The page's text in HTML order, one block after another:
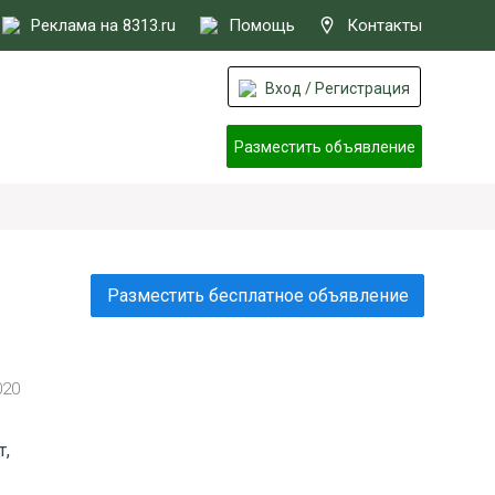
Реклама на 8313.ru Помощь Контакты
Вход / Регистрация
Разместить объявление
Разместить бесплатное объявление